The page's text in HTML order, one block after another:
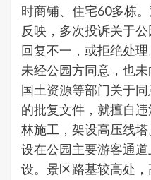
时商铺、住宅60多栋
反映，多次投诉关于
回复不一，或拒绝处
未经公园方同意，也未
国土资源等部门关于
的批复文件，就擅自
林施工，架设高压线
设在公园主要游客通
设。景区路基较高处